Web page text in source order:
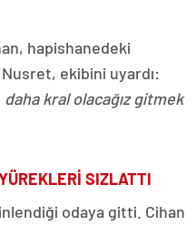
hapishanedeki
ekibini uyardı:
kral olacağız gitmek
SIZLATTI
odaya gitti. Cihan